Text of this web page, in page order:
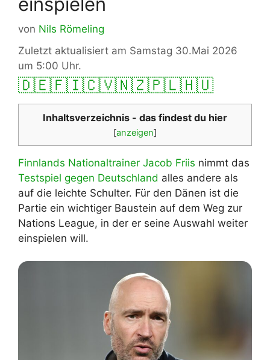
von Nils Römeling
Zuletzt aktualisiert am Samstag 30.Mai 2026
um 5:00 Uhr.
🇩🇪🇫🇮🇨🇻🇳🇿🇵🇱🇭🇺
Inhaltsverzeichnis - das findest du hier
[anzeigen]
Finnlands Nationaltrainer Jacob Friis nimmt das
Testspiel gegen Deutschland alles andere als
auf die leichte Schulter. Für den Dänen ist die
Partie ein wichtiger Baustein auf dem Weg zur
Nations League, in der er seine Auswahl weiter
einspielen will.